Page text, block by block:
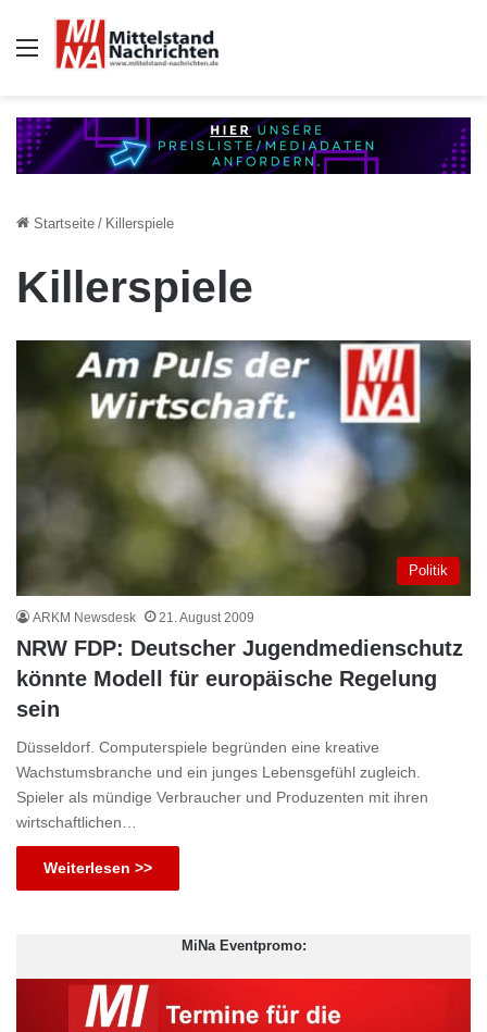
Auswahl
Startseite / Killerspiele
Killerspiele
Politik
ARKM Newsdesk 21. August 2009
NRW FDP: Deutscher Jugendmedienschutz
könnte Modell für europäische Regelung
sein
Düsseldorf. Computerspiele begründen eine kreative
Wachstumsbranche und ein junges Lebensgefühl zugleich.
Spieler als mündige Verbraucher und Produzenten mit ihren
wirtschaftlichen…
Weiterlesen >>
MiNa Eventpromo: